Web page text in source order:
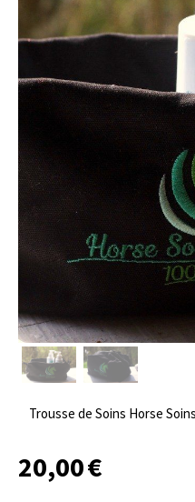
Trousse de Soins Horse
20,00€